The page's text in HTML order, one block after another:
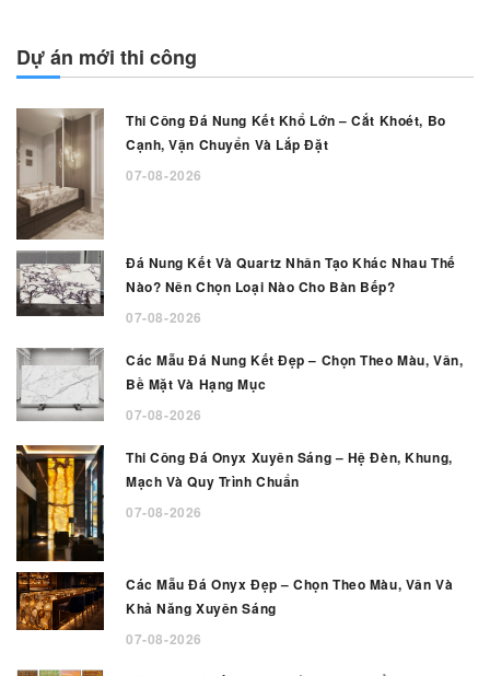
Dự án mới thi công
Thi Công Đá Nung Kết Khổ Lớn – Cắt Khoét, Bo
Cạnh, Vận Chuyển Và Lắp Đặt
07-08-2026
Đá Nung Kết Và Quartz Nhân Tạo Khác Nhau Thế
Nào? Nên Chọn Loại Nào Cho Bàn Bếp?
07-08-2026
Các Mẫu Đá Nung Kết Đẹp – Chọn Theo Màu, Vân,
Bề Mặt Và Hạng Mục
07-08-2026
Thi Công Đá Onyx Xuyên Sáng – Hệ Đèn, Khung,
Mạch Và Quy Trình Chuẩn
07-08-2026
Các Mẫu Đá Onyx Đẹp – Chọn Theo Màu, Vân Và
Khả Năng Xuyên Sáng
07-08-2026